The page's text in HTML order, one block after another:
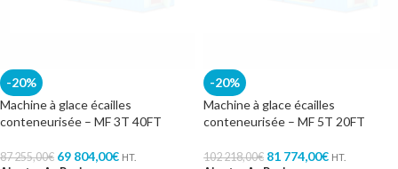
-20%
Machine à glace écailles
conteneurisée – MF 3T 40FT
87 255,00€ 69 804,00€ HT.
-20%
Machine à glace écailles
conteneurisée – MF 5T 20FT
102 218,00€ 81 774,00€ HT.